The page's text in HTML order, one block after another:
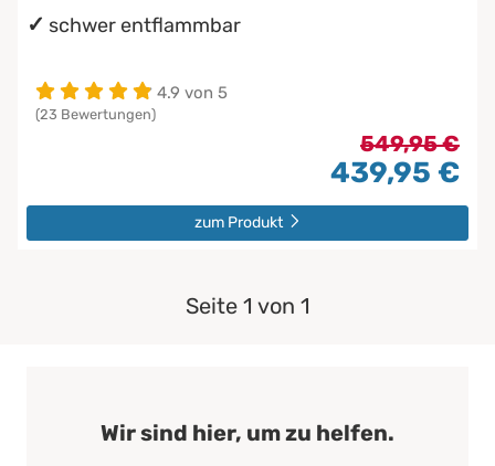
schwer entflammbar
4.9 von 5
(23 Bewertungen)
549,95 €
439,95 €
zum Produkt
Seite 1 von 1
Wir sind hier, um zu helfen.